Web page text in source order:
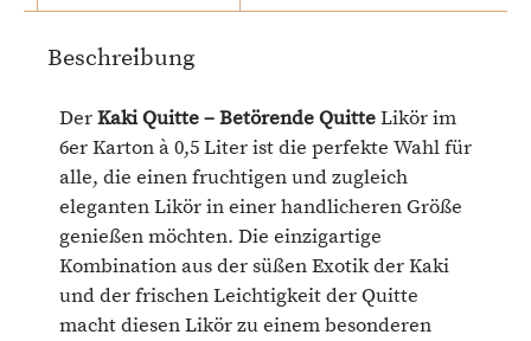
Beschreibung
DerKaki Quitte – Betörende QuitteLikör im
6er Karton à 0,5 Liter ist die perfekte Wahl für
alle, die einen fruchtigen und zugleich
eleganten Likör in einer handlicheren Größe
genießen möchten. Die einzigartige
Kombination aus der süßen Exotik der Kaki
und der frischen Leichtigkeit der Quitte
macht diesen Likör zu einem besonderen